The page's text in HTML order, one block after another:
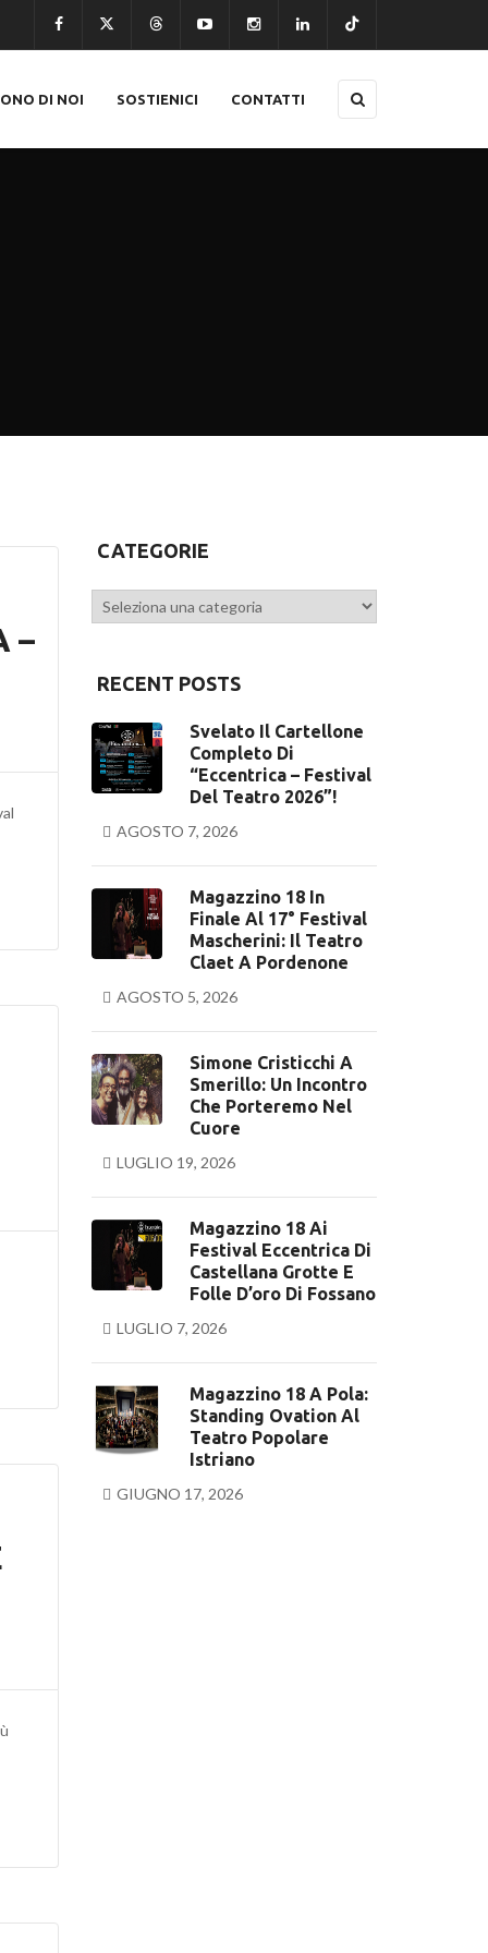
DI NOI SOSTIENICI CONTATTI
–
CATEGORIE
Categorie
RECENT POSTS
Svelato Il Cartellone
Completo Di
“Eccentrica – Festival
Del Teatro 2026”!
AGOSTO 7, 2026
Magazzino 18 In
Finale Al 17° Festival
Mascherini: Il Teatro
Claet A Pordenone
AGOSTO 5, 2026
Simone Cristicchi A
Smerillo: Un Incontro
Che Porteremo Nel
Cuore
LUGLIO 19, 2026
Magazzino 18 Ai
Festival Eccentrica Di
Castellana Grotte E
Folle D’oro Di Fossano
LUGLIO 7, 2026
Magazzino 18 A Pola:
Standing Ovation Al
Teatro Popolare
Istriano
GIUGNO 17, 2026